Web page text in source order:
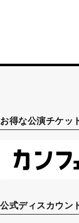
お得な公演チケッ
公式ディスカウン